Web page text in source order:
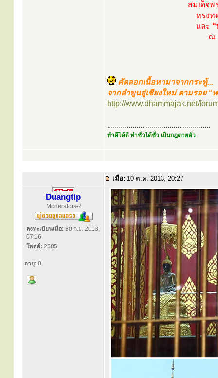
สมเด็จ
ทรงท
และ
ณ
คัดลอกเนื้อหามาจากกระทู้...
จากลำพูนสู่เชียงใหม่ ตามรอย “
http://www.dhammajak.net/
.....................................................
ทำดีได้ดี ทำชั่วได้ชั่ว เป็นกฎตายตัว
เมื่อ: 10 ต.ค. 2013, 20:27
Duangtip
Moderators-2
ลงทะเบียนเมื่อ: 30 ก.ย. 2013,
07:16
โพสต์: 2585
อายุ: 0